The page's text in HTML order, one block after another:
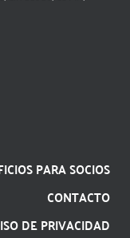
PARA SOCIOS
CONTACTO
DE PRIVACIDAD